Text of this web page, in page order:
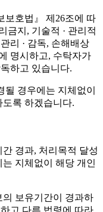
보호법』 제26조에 따
금지, 기술적 · 관리적
리 · 감독, 손해배상
명시하고, 수탁자가
하고 있습니다.
경우에는 지체없이
록 하겠습니다.
경과, 처리목적 달성
지체없이 해당 개인
보유기간이 경과하